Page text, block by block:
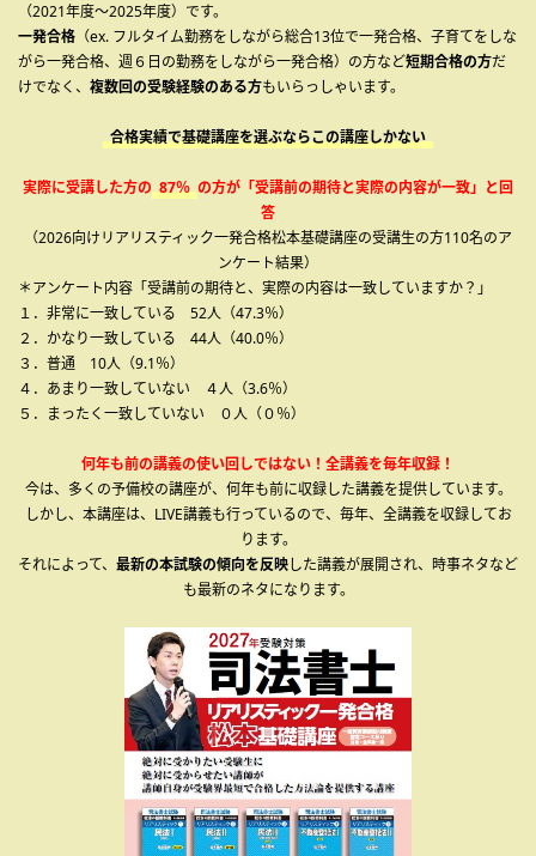
（2021年度～2025年度）です。
一発合格 （ex. フルタイム勤務をしながら総合13位で一発合格、子育てをしな
がら一発合格、週６日の勤務をしながら一発合格）の方など短期合格の方だ
けでなく、 複数回の受験経験のある方もいらっしゃいます。
合格実績で基礎講座を選ぶならこの講座しかない
実際に受講した方の 87％ の方が「受講前の期待と実際の内容が一致」と回
答
（2026向けリアリスティック一発合格松本基礎講座の受講生の方110名のア
ンケート結果）
＊アンケート内容「受講前の期待と、実際の内容は一致していますか？」
１．非常に一致している 52人（47.3％）
２．かなり一致している 44人（40.0％）
３．普通 10人（9.1％）
４．あまり一致していない ４人（3.6％）
５．まったく一致していない ０人（０％）
何年も前の講義の使い回しではない！全講義を毎年収録！
今は、多くの予備校の講座が、何年も前に収録した講義を提供しています。
しかし、本講座は、LIVE講義も行っているので、毎年、全講義を収録してお
ります。
それによって、 最新の本試験の傾向を反映した講義が展開され、時事ネタなど
も最新のネタになります。